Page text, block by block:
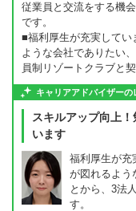
従業員と交流をする機
です。
■福利厚生が充実してい
ような会社でありたい
員制リゾートクラブと
キャリアアドバイザーの
スキルアップ向上
います
福利厚生が充
が図れるよう
とから、3法
す。